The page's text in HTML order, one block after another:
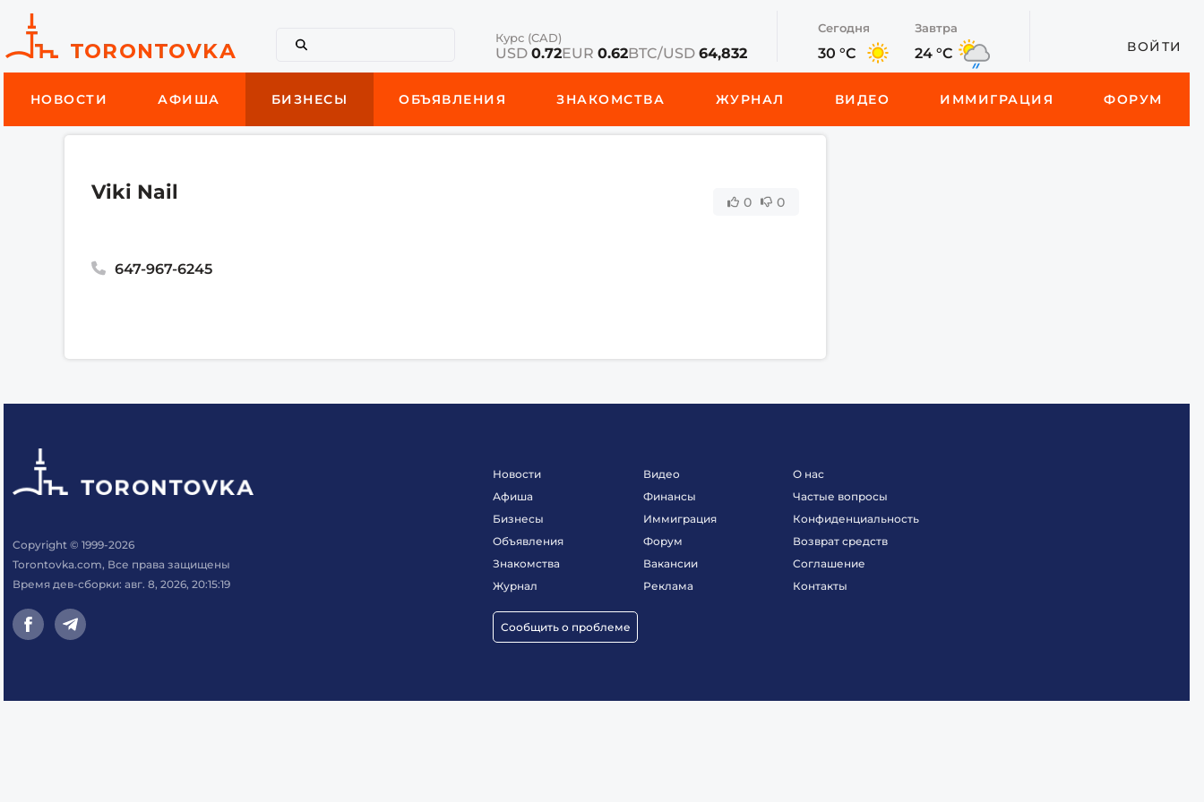
Курс (CAD)
USD 0.72EUR 0.62BTC/USD 64,832
Сегодня
30 °C
Завтра
24 °C ВОЙТИ
НОВОСТИ АФИША БИЗНЕСЫ ОБЪЯВЛЕНИЯ ЗНАКОМСТВА ЖУРНАЛ ВИДЕО ИММИГРАЦИЯ ФОРУМ
Viki Nail 0 0
647-967-6245
Copyright © 1999-2026
Torontovka.com, Все права защищены
Время дев-сборки: авг. 8, 2026, 20:15:19
Новости
Афиша
Бизнесы
Объявления
Знакомства
Журнал
Сообщить о проблеме
Видео
Финансы
Иммиграция
Форум
Вакансии
Реклама
О нас
Частые вопросы
Конфиденциальность
Возврат средств
Соглашение
Контакты